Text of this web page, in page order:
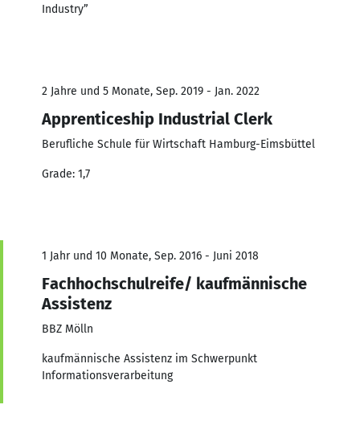
Industry”
2 Jahre und 5 Monate, Sep. 2019 - Jan. 2022
Apprenticeship Industrial Clerk
Berufliche Schule für Wirtschaft Hamburg-Eimsbüttel
Grade: 1,7
1 Jahr und 10 Monate, Sep. 2016 - Juni 2018
Fachhochschulreife/ kaufmännische
Assistenz
BBZ Mölln
kaufmännische Assistenz im Schwerpunkt
Informationsverarbeitung